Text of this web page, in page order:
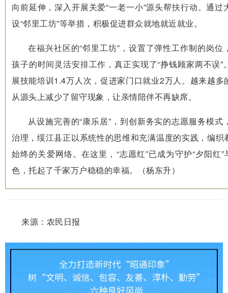
向前延伸，深入开展关爱“一老一小”源头帮扶行动。通
设“邻里工坊”等举措，积极促进群众就地就近就业。
在福兴社区的“邻里工坊”，设置了弹性工作制的岗
孩子的时间灵活安排工作，真正实现了“挣钱顾家两不误
展技能培训1.4万人次，促进家门口就业2万人。越来越
从源头上减少了留守现象，让亲情陪伴不再缺席。
从设施完善的“康乐居”，到创新务实的志愿服务模
治理，绥江县正以系统性的思维和充满温度的实践，编
始终的关爱网络。在这里，“志愿红”已成为守护“夕阳红”
色，托起了千家万户稳稳的幸福。（杨东升）
来源：农民日报